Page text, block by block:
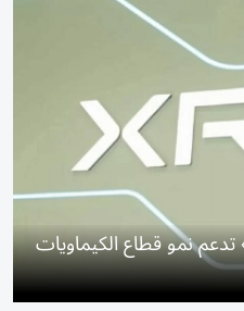
نمو قطاع الكيماويات